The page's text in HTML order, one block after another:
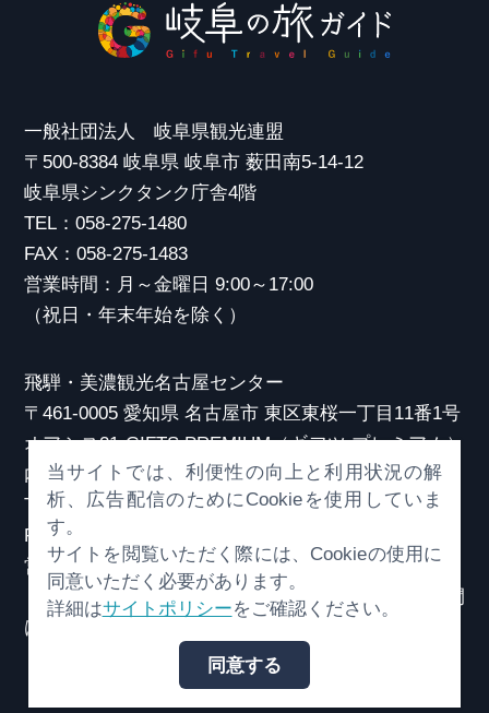
一般社団法人 岐阜県観光連盟
〒500-8384 岐阜県 岐阜市 薮田南5-14-12
岐阜県シンクタンク庁舎4階
TEL：058-275-1480
FAX：058-275-1483
営業時間：月～金曜日 9:00～17:00
（祝日・年末年始を除く）
飛騨・美濃観光名古屋センター
〒461-0005 愛知県 名古屋市 東区東桜一丁目11番1号
オアシス21 GIFTS PREMIUM（ギフツ プレミアム）
内
TEL：052-253-6185
FAX：052-253-6186
営業時間：10:00～21:00
（原則、元日を除き年中無休）※観光相談対応時間
は18:30まで
© （一社）岐阜県観光連盟 All Rights Reserved.
当サイトでは、利便性の向上と利用状況の解
析、広告配信のためにCookieを使用していま
す。
サイトを閲覧いただく際には、Cookieの使用に
同意いただく必要があります。
詳細はサイトポリシーをご確認ください。
同意する